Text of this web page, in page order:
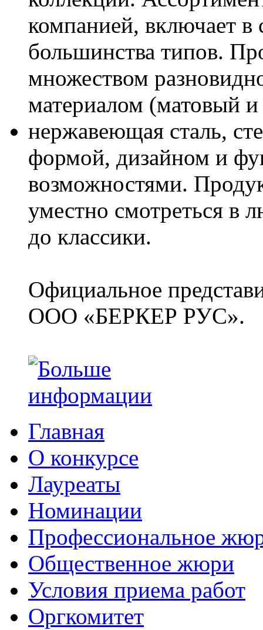
компанией, включает в
большинства типов.
множеством
материалом (матовый
нержавеющая сталь,
формой, дизайном и
возможностями.
уместно смотреться в
до классики.
Официальное
ООО «БЕРКЕР РУС».
Главная
О конкурсе
Лауреаты
Номинации
Профессиональное
Общественное жюри
Условия приема работ
Оргкомитет